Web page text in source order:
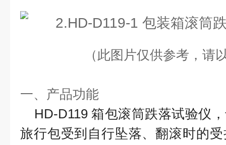
（此图片仅供参考，请
一、产品功能
HD-D119 箱包滚筒跌落试验仪
旅行包受到自行坠落、翻滚时的